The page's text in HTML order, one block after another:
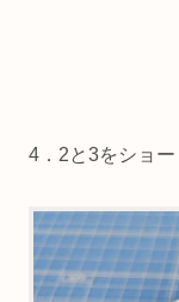
4．2と3をショー